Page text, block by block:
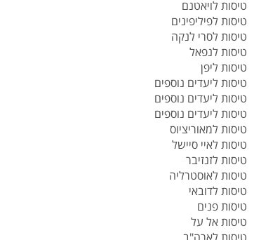
טיסות לויאטנם
טיסות לפיליפינים
טיסות לסרי לנקה
טיסות לנפאל
טיסות ליפן
טיסות ליעדים נוספים
טיסות ליעדים נוספים
טיסות ליעדים נוספים
טיסות למאוריציוס
טיסות לאיי סיישל
טיסות לזנזיבר
טיסות לאוסטרליה
טיסות לדובאי
טיסות פנים
טיסות אל על